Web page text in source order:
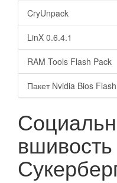
CryUnpack
LinX 0.6.4.1
RAM Tools Flash Pack
Пакет Nvidia Bios